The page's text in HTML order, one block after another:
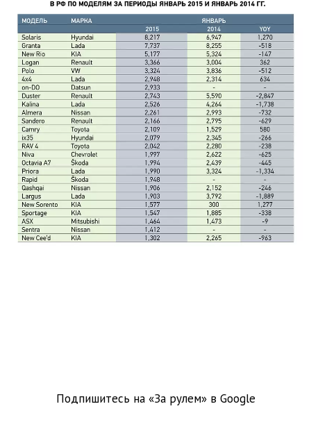
Подпишитесь на «За рулем» в Google